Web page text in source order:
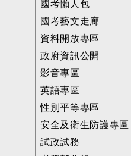
國考懶人包
國考藝文走廊
資料開放專區
政府資訊公開
影音專區
英語專區
性別平等專區
安全及衛生防護專區
試政試務